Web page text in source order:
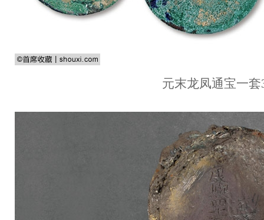
元末龙凤通宝一套